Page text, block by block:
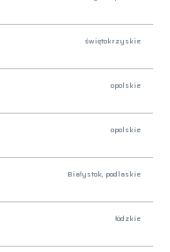
świętokrzyskie
opolskie
opolskie
Białystok, podlaskie
łódzkie